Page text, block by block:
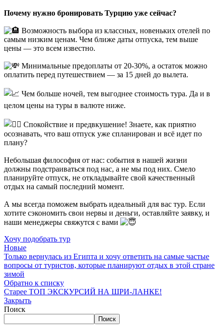
Почему нужно бронировать Турцию уже сейчас?
Возможность выбора из классных, новеньких отелей по
самым низким ценам. Чем ближе даты отпуска, тем выше
цены — это всем известно.
Минимальные предоплаты от 20-30%, а остаток можно
оплатить перед путешествием — за 15 дней до вылета.
Чем больше ночей, тем выгоднее стоимость тура. Да и в
целом цены на туры в валюте ниже.
Спокойствие и предвкушение! Знаете, как приятно
осознавать, что ваш отпуск уже спланирован и всё идет по
плану?
Небольшая философия от нас: события в нашей жизни
должны подстраиваться под нас, а не мы под них. Смело
планируйте отпуск, не откладывайте свой качественный
отдых на самый последний момент.
А мы всегда поможем выбрать идеальный для вас тур. Если
хотите сэкономить свои нервы и деньги, оставляйте заявку, и
наши менеджеры свяжутся с вами
Хочу подобрать тур
Новые
Только вернулась из Египта и хочу ответить на самые частые
вопросы от туристов, которые планируют отдых в этой стране
зимой
Обратно к списку
Старее ТОП ЭКСКУРСИЙ НА ШРИ-ЛАНКЕ!
Закрыть
Поиск
Поиск